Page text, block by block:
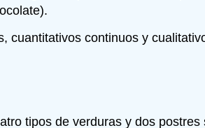
cuantitativos continuos y
tipos de verduras y dos